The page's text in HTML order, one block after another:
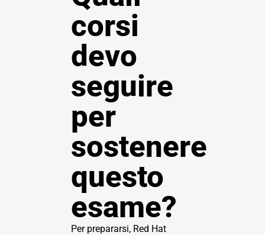
corsi
devo
seguire
per
sostenere
questo
esame?
Per prepararsi, Red Hat